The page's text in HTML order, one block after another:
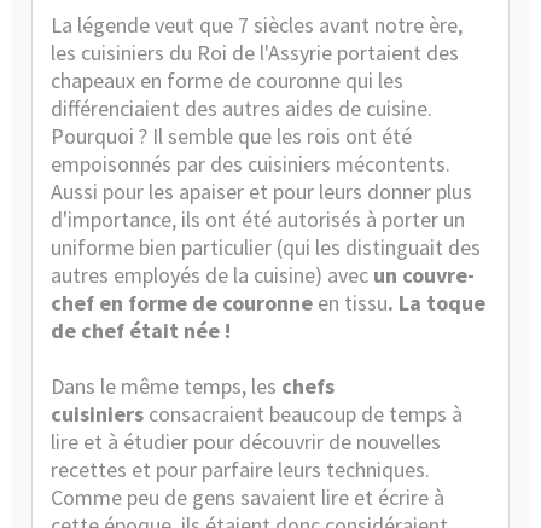
La légende veut que 7 siècles avant notre ère,
les cuisiniers du Roi de l'Assyrie portaient des
chapeaux en forme de couronne qui les
différenciaient des autres aides de cuisine.
Pourquoi ? Il semble que les rois ont été
empoisonnés par des cuisiniers mécontents.
Aussi pour les apaiser et pour leurs donner plus
d'importance, ils ont été autorisés à porter un
uniforme bien particulier (qui les distinguait des
autres employés de la cuisine) avec un couvre-
chef en forme de couronne en tissu. La toque
de chef était née !
Dans le même temps, les chefs
cuisiniers consacraient beaucoup de temps à
lire et à étudier pour découvrir de nouvelles
recettes et pour parfaire leurs techniques.
Comme peu de gens savaient lire et écrire à